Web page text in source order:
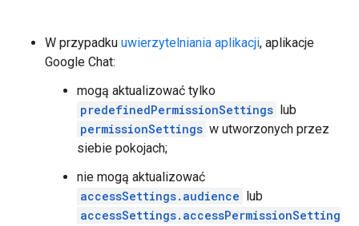
W przypadku uwierzytelniania aplikacji, aplikacje
Google Chat:
mogą aktualizować tylko
predefinedPermissionSettings lub
permissionSettings w utworzonych przez
siebie pokojach;
nie mogą aktualizować
accessSettings.audience lub
accessSettings.accessPermissionSetting